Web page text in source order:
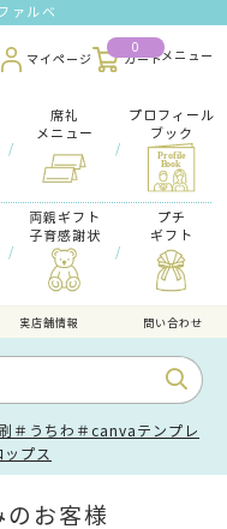
ァルベ
マイページ
0
カート
/
席礼
メニュー
/
プロフィール
ブック
/
両親ギフト
子育感謝状
/
プチ
ギフト
実店舗情報 問い合わせ
＃うちわ ＃canvaテンプレ
プス
のお客様